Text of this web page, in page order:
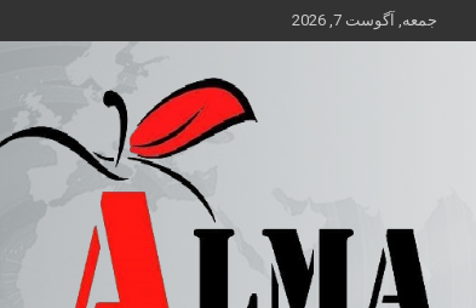
محتوا
جمعه, آگوست 7, 2026